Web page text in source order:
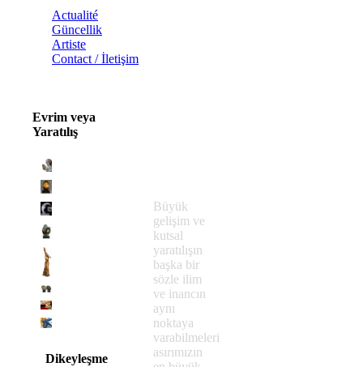
Actualité
Güncellik
Artiste
Contact / İletişim
Evrim veya
Yaratılış
Dikeyleşme
Büyük
gelişim ve
kutsal
yaratılışın
başka bir
sözle ilim
ve inancın
aynı
noktaya
varabilmeleri
asırımızın